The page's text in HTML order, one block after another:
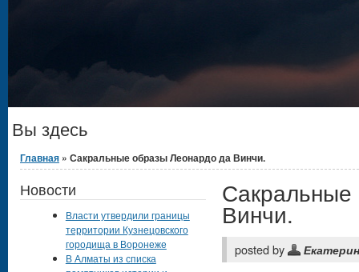
Вы здесь
Главная » Сакральные образы Леонардо да Винчи.
Винчи.
posted by
Новости
Власти утвердили границы
территории Кузнецовского
городища в Воронеже
В Алматы из списка